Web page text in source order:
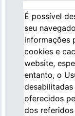
É possível
seu
informações
cookies e
website,
entanto, o
oferecidos
dos